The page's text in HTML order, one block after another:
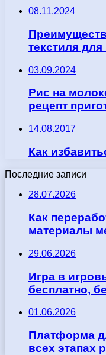
08.11.2024
текстиля
03.09.2024
Рис на
рецепт
14.08.2017
Как
Последние записи
28.07.2026
Как
материалы
29.06.2026
Игра в
бесплатно,
01.06.2026
Платформа
всех этапах